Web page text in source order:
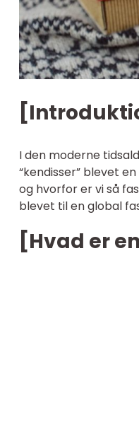
I den moderne
“kendisser” blevet
og hvorfor er vi så
blevet til en global
[Hvad er